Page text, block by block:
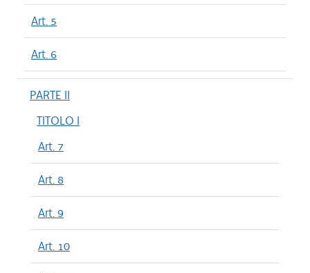
Art. 5
Art. 6
PARTE II
TITOLO I
Art. 7
Art. 8
Art. 9
Art. 10